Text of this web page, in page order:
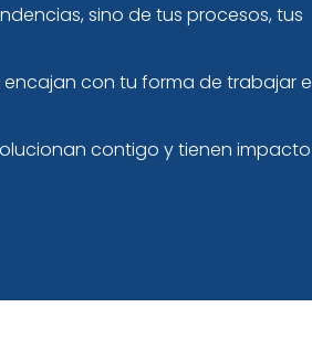
sino de tus procesos, tus
con tu forma de trabajar e
contigo y tienen impacto